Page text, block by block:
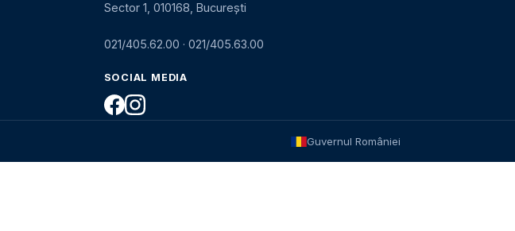
Sector 1, 010168, București
021/405.62.00 · 021/405.63.00
SOCIAL MEDIA
Guvernul României